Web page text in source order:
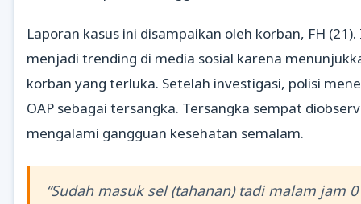
Laporan kasus ini disampaikan oleh korban, FH
menjadi trending di media sosial karena
korban yang terluka. Setelah investigasi, polisi
OAP sebagai tersangka. Tersangka sempat
mengalami gangguan kesehatan semalam.
“Sudah masuk sel (tahanan) tadi malam jam